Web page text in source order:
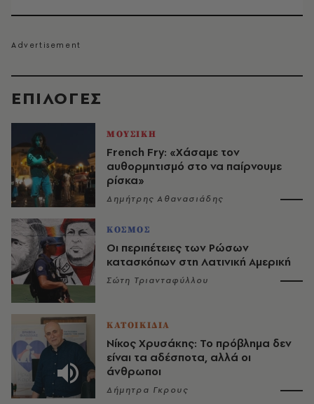
EΠΙΛΟΓΈΣ
ΜΟΥΣΙΚΗ
French Fry: «Χάσαμε τον
αυθορμητισμό στο να παίρνουμε
ρίσκα»
Δημήτρης Αθανασιάδης
ΚΟΣΜΟΣ
Οι περιπέτειες των Ρώσων
κατασκόπων στη Λατινική Αμερική
Σώτη Τριανταφύλλου
ΚΑΤΟΙΚΙΔΙΑ
Νίκος Χρυσάκης: Το πρόβλημα δεν
είναι τα αδέσποτα, αλλά οι
άνθρωποι
Δήμητρα Γκρους